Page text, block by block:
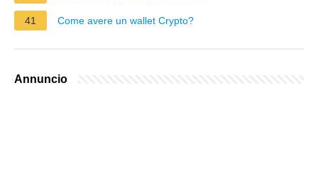
41 Come avere un wallet Crypto?
Annuncio